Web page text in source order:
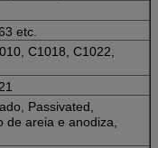
etc.
C1018, C1022,
Passivated,
de areia e anodiza,